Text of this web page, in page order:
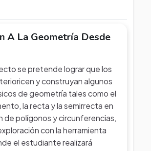
A La Geometría Desde
se pretende lograr que los
y construyan algunos
de geometría tales como el
la recta y la semirrecta en
de polígonos y circunferencias,
con la herramienta
el estudiante realizará